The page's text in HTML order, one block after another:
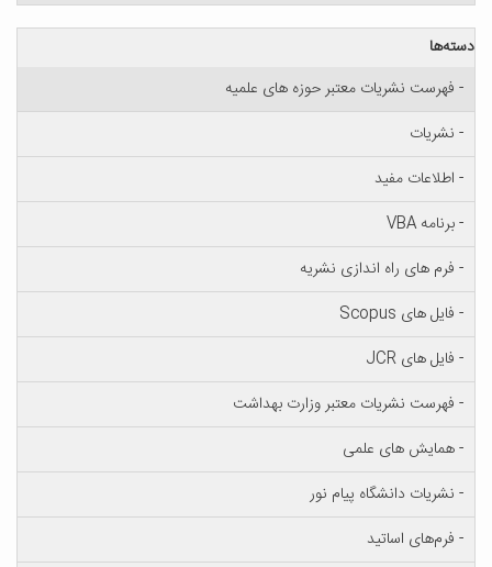
دسته‌ها
- فهرست نشریات معتبر حوزه های علمیه
- نشریات
- اطلاعات مفید
- برنامه VBA
- فرم های راه اندازی نشریه
- فایل های Scopus
- فایل های JCR
- فهرست نشریات معتبر وزارت بهداشت
- همایش های علمی
- نشریات دانشگاه پیام نور
- فرم‌های اساتید